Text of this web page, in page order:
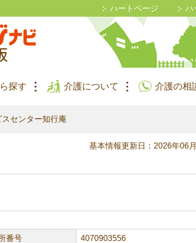
ハートページ ハ
探す 介護について 介護の相
センター知行庵
基本情報更新日：2026年06
番号 4070903556